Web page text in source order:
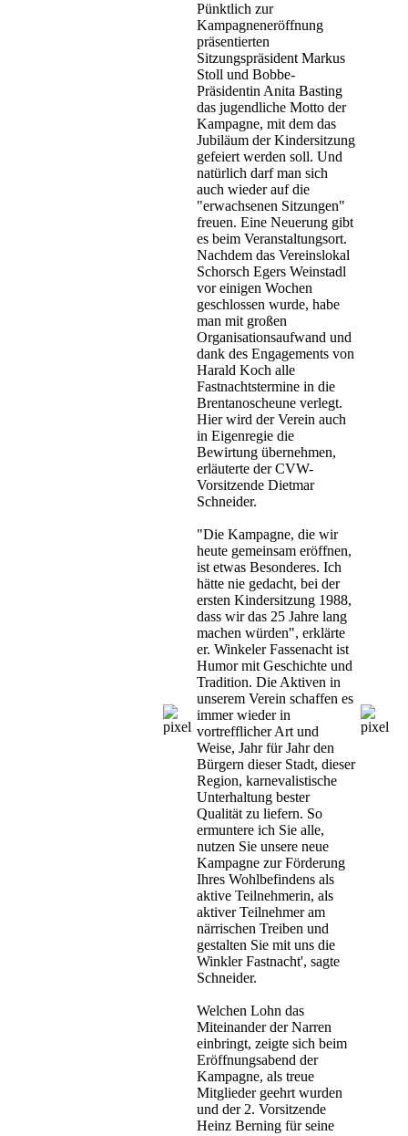
Pünktlich zur
Kampagneneröffnung
präsentierten
Sitzungspräsident Markus
Stoll und Bobbe-
Präsidentin Anita Basting
das jugendliche Motto der
Kampagne, mit dem das
Jubiläum der Kindersitzung
gefeiert werden soll. Und
natürlich darf man sich
auch wieder auf die
"erwachsenen Sitzungen"
freuen. Eine Neuerung gibt
es beim Veranstaltungsort.
Nachdem das Vereinslokal
Schorsch Egers Weinstadl
vor einigen Wochen
geschlossen wurde, habe
man mit großen
Organisationsaufwand und
dank des Engagements von
Harald Koch alle
Fastnachtstermine in die
Brentanoscheune verlegt.
Hier wird der Verein auch
in Eigenregie die
Bewirtung übernehmen,
erläuterte der CVW-
Vorsitzende Dietmar
Schneider.
"Die Kampagne, die wir
heute gemeinsam eröffnen,
ist etwas Besonderes. Ich
hätte nie gedacht, bei der
ersten Kindersitzung 1988,
dass wir das 25 Jahre lang
machen würden", erklärte
er. Winkeler Fassenacht ist
Humor mit Geschichte und
Tradition. Die Aktiven in
unserem Verein schaffen es
immer wieder in
vortrefflicher Art und
Weise, Jahr für Jahr den
Bürgern dieser Stadt, dieser
Region, karnevalistische
Unterhaltung bester
Qualität zu liefern. So
ermuntere ich Sie alle,
nutzen Sie unsere neue
Kampagne zur Förderung
Ihres Wohlbefindens als
aktive Teilnehmerin, als
aktiver Teilnehmer am
närrischen Treiben und
gestalten Sie mit uns die
Winkler Fastnacht', sagte
Schneider.
Welchen Lohn das
Miteinander der Narren
einbringt, zeigte sich beim
Eröffnungsabend der
Kampagne, als treue
Mitglieder geehrt wurden
und der 2. Vorsitzende
Heinz Berning für seine